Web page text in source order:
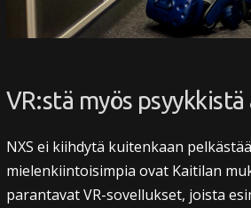
VR:stä myös
NXS ei kiihdytä kuitenkaan
mielenkiintoisimpia ovat Kaitilan
parantavat VR-sovellukset, joista